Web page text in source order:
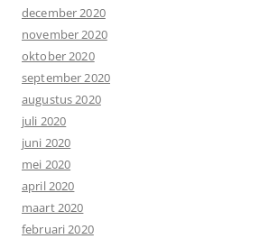
december 2020
november 2020
oktober 2020
september 2020
augustus 2020
juli 2020
juni 2020
mei 2020
april 2020
maart 2020
februari 2020